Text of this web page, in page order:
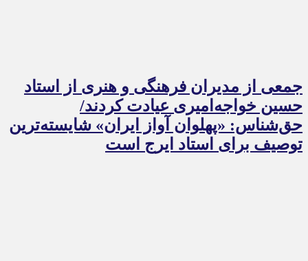
جمعی از مدیران فرهنگی و هنری از استاد
حسین خواجه‌امیری عیادت کردند/
حق‌شناس: «پهلوان آواز ایران» شایسته‌ترین
توصیف برای استاد ایرج است